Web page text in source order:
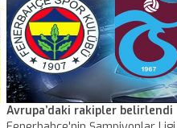
Avrupa’daki rakipler belirlendi